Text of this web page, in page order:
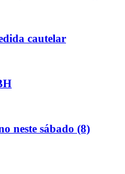
cautelar
neste sábado (8)